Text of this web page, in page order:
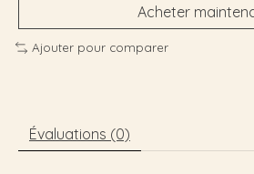
Acheter
Ajouter pour comparer
Évaluations (0)